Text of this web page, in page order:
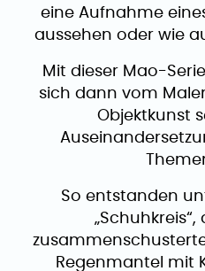
eine Aufnahme
aussehen oder wie
Mit dieser Mao-
sich dann vom
Objektkunst
So entstanden
zusammenschusterte
Regenmantel mit